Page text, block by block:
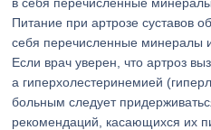
Питание при артрозе суставов
себя перечисленные минералы
Если врач уверен, что артроз
а гиперхолестеринемией
больным следует
рекомендаций, касающихся их